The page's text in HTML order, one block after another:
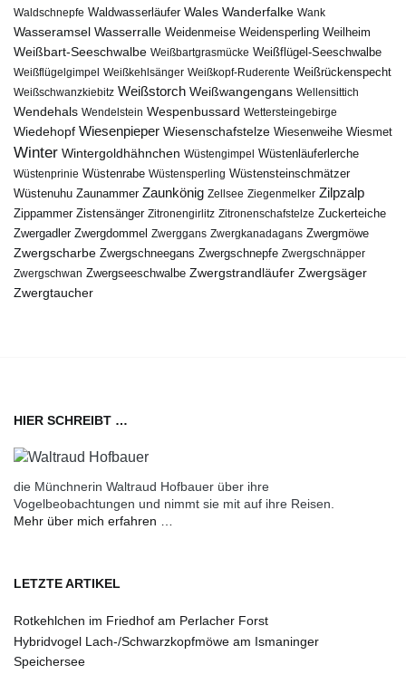
Waldschnepfe Waldwasserläufer Wales Wanderfalke Wank
Wasseramsel Wasserralle Weidenmeise Weidensperling Weilheim
Weißbart-Seeschwalbe Weißbartgrasmücke Weißflügel-Seeschwalbe
Weißflügelgimpel Weißkehlsänger Weißkopf-Ruderente Weißrückenspecht
Weißschwanzkiebitz Weißstorch Weißwangengans Wellensittich
Wendehals Wendelstein Wespenbussard Wettersteingebirge
Wiedehopf Wiesenpieper Wiesenschafstelze Wiesenweihe Wiesmet
Winter Wintergoldhähnchen Wüstengimpel Wüstenläuferlerche
Wüstenprinie Wüstenrabe Wüstensperling Wüstensteinschmätzer
Wüstenuhu Zaunammer Zaunkönig Zellsee Ziegenmelker Zilpzalp
Zippammer Zistensänger Zitronengirlitz Zitronenschafstelze Zuckerteiche
Zwergadler Zwergdommel Zwerggans Zwergkanadagans Zwergmöwe
Zwergscharbe Zwergschneegans Zwergschnepfe Zwergschnäpper
Zwergschwan Zwergseeschwalbe Zwergstrandläufer Zwergsäger
Zwergtaucher
HIER SCHREIBT …
die Münchnerin Waltraud Hofbauer über ihre
Vogelbeobachtungen und nimmt sie mit auf ihre Reisen.
Mehr über mich erfahren …
LETZTE ARTIKEL
Rotkehlchen im Friedhof am Perlacher Forst
Hybridvogel Lach-/Schwarzkopfmöwe am Ismaninger
Speichersee